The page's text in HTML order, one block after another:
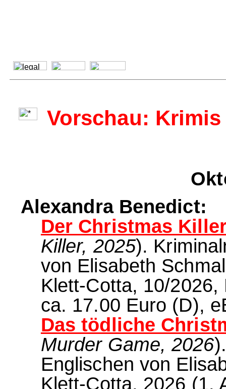
Vorschau:
Alexandra Benedict:
Der Christmas
Killer, 2025).
von Elisabeth
Klett-Cotta, 10/
ca. 17.00 Euro (D),
Das tödliche
Murder Game, 2026
Englischen von
Klett-Cotta, 2026 (1.